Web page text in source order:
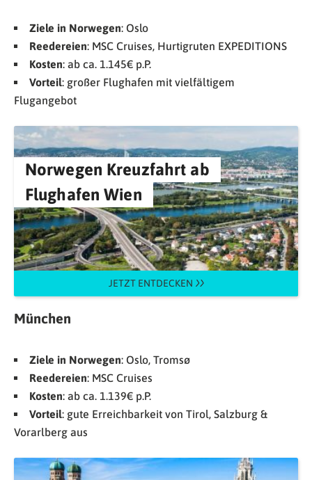
Ziele in Norwegen: Oslo
Reedereien: MSC Cruises, Hurtigruten EXPEDITIONS
Kosten: ab ca. 1.145€ p.P.
Vorteil: großer Flughafen mit vielfältigem
Flugangebot
Norwegen Kreuzfahrt ab
Flughafen Wien
JETZT ENTDECKEN
München
Ziele in Norwegen: Oslo, Tromsø
Reedereien: MSC Cruises
Kosten: ab ca. 1.139€ p.P.
Vorteil: gute Erreichbarkeit von Tirol, Salzburg &
Vorarlberg aus